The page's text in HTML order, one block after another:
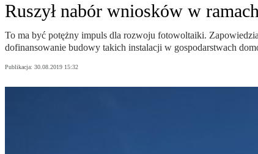
Ruszył nabór wniosków w
To ma być potężny impuls dla rozwoju fotowoltaiki.
dofinansowanie budowy takich instalacji w gospodarstwach
Publikacja: 30.08.2019 15:32